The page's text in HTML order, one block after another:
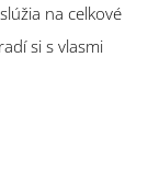
na celkové
si s vlasmi